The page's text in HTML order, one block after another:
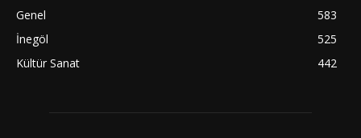
Genel
583
İnegöl
525
Kültür Sanat
442